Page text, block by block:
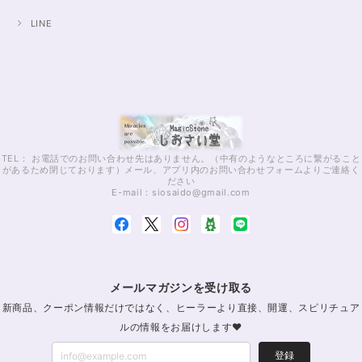
LINE
TEL： お電話でのお問い合わせ先はありません。（中有のようなところに繋がること
があるため閉じております）メール、アプリ内のお問い合わせフォームよりご連絡く
ださい
E-mail： siosaido@gmail.com
メールマガジンを受け取る
新商品、クーポン情報だけではなく、ヒーラーより直接、開運、スピリチュア
ルの情報をお届けします♥
登録